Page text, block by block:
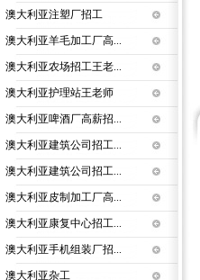
澳大利亚注塑厂招工
澳大利亚羊毛加工厂高...
澳大利亚农场招工王老...
澳大利亚护理站王老师
澳大利亚啤酒厂高薪招...
澳大利亚建筑公司招工...
澳大利亚建筑公司招工...
澳大利亚皮制加工厂高...
澳大利亚康复中心招工...
澳大利亚手机组装厂招...
澳大利亚杂工